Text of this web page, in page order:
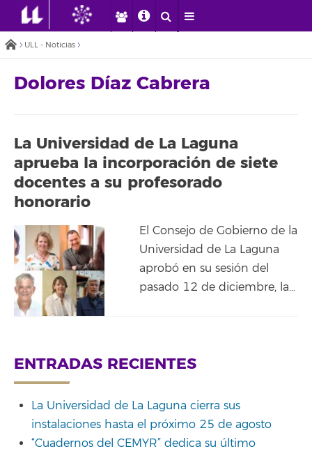
ULL - Noticias
Dolores Díaz Cabrera
La Universidad de La Laguna
aprueba la incorporación de siete
docentes a su profesorado
honorario
El Consejo de Gobierno de la
Universidad de La Laguna
aprobó en su sesión del
pasado 12 de diciembre, la…
ENTRADAS RECIENTES
La Universidad de La Laguna cierra sus
instalaciones hasta el próximo 25 de agosto
“Cuadernos del CEMYR” dedica su último